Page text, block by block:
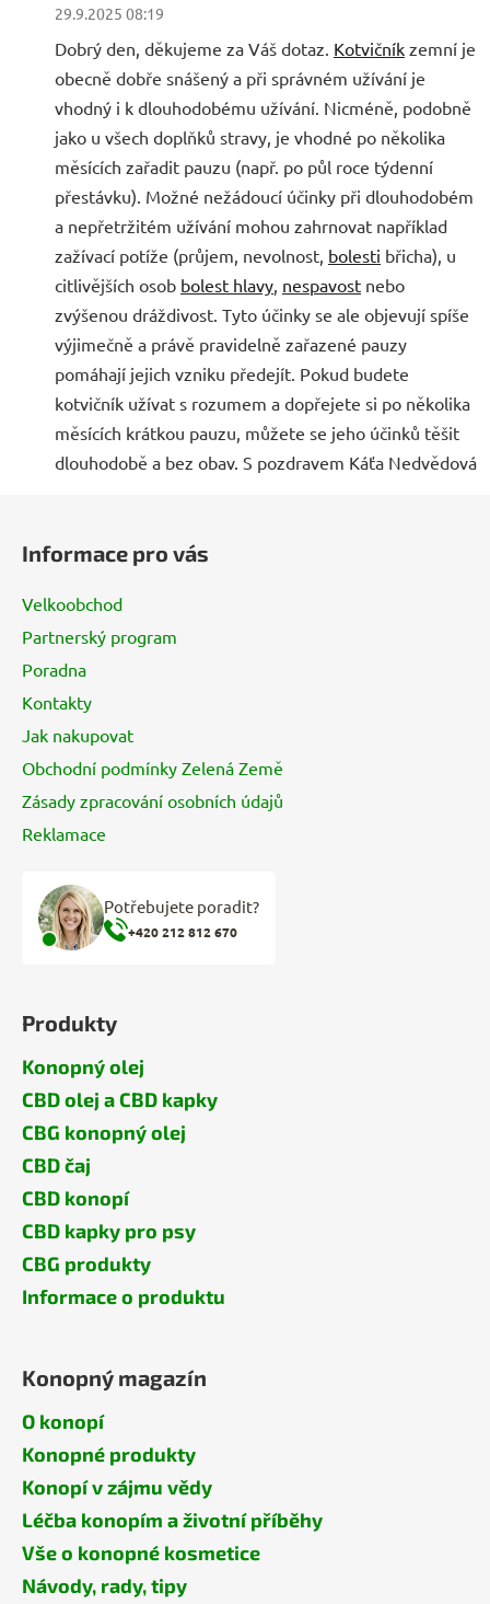
29.9.2025 08:19
Dobrý den, děkujeme za Váš dotaz. Kotvičník zemní je
obecně dobře snášený a při správném užívání je
vhodný i k dlouhodobému užívání. Nicméně, podobně
jako u všech doplňků stravy, je vhodné po několika
měsících zařadit pauzu (např. po půl roce týdenní
přestávku). Možné nežádoucí účinky při dlouhodobém
a nepřetržitém užívání mohou zahrnovat například
zažívací potíže (průjem, nevolnost, bolesti břicha), u
citlivějších osob bolest hlavy nespavost nebo
zvýšenou dráždivost. Tyto účinky se ale objevují spíše
výjimečně a právě pravidelně zařazené pauzy
pomáhají jejich vzniku předejít. Pokud budete
kotvičník užívat s rozumem a dopřejete si po několika
měsících krátkou pauzu, můžete se jeho účinků těšit
dlouhodobě a bez obav. S pozdravem Káťa Nedvědová
Informace pro vás
Velkoobchod
Partnerský program
Poradna
Kontakty
Jak nakupovat
Obchodní podmínky Zelená Země
Zásady zpracování osobních údajů
Reklamace
Potřebujete poradit?
+420 212 812 670
Produkty
Konopný olej
CBD olej a CBD kapky
CBG konopný olej
CBD čaj
CBD konopí
CBD kapky pro psy
CBG produkty
Informace o produktu
Konopný magazín
O konopí
Konopné produkty
Konopí v zájmu vědy
Léčba konopím a životní příběhy
Vše o konopné kosmetice
Návody, rady, tipy